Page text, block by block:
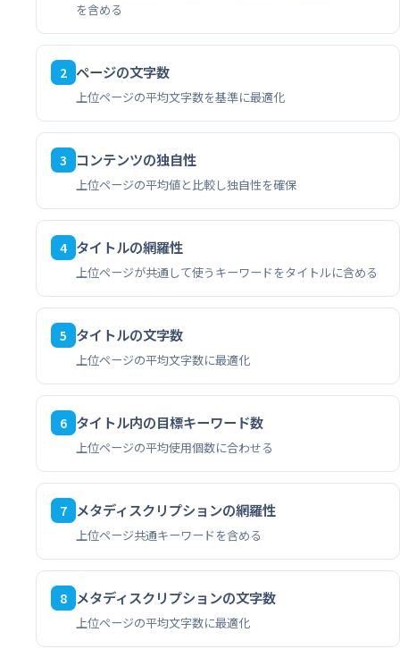
を含める
2 ページの文字数
上位ページの平均文字数を基準に最適化
3 コンテンツの独自性
上位ページの平均値と比較し独自性を確保
4 タイトルの網羅性
上位ページが共通して使うキーワードをタイトルに含める
5 タイトルの文字数
上位ページの平均文字数に最適化
6 タイトル内の目標キーワード数
上位ページの平均使用個数に合わせる
7 メタディスクリプションの網羅性
上位ページ共通キーワードを含める
8 メタディスクリプションの文字数
上位ページの平均文字数に最適化